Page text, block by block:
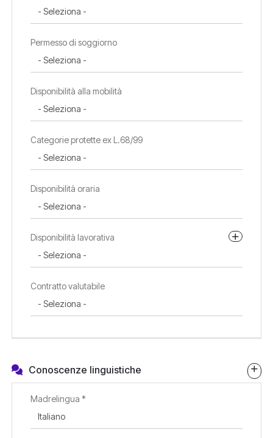
Permesso di soggiorno
Disponibilità alla mobilità
Categorie protette ex L.68/99
Disponibilità oraria
Disponibilità lavorativa
Contratto valutabile
Conoscenze linguistiche
Madrelingua *